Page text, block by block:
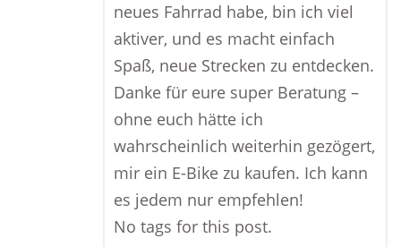
neues Fahrrad habe, bin ich viel
aktiver, und es macht einfach
Spaß, neue Strecken zu entdecken.
Danke für eure super Beratung –
ohne euch hätte ich
wahrscheinlich weiterhin gezögert,
mir ein E-Bike zu kaufen. Ich kann
es jedem nur empfehlen!
No tags for this post.